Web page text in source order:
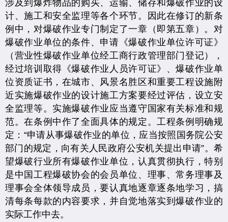
涉及到爆炸物品的购买、运输、储存和爆破作业的设
计、施工和安全监理等各个环节。因此在修订的新条
例中，对爆破作业专门制定了一章（即第五章）。对
爆破作业单位的条件、申请《爆破作业单位许可证》
（营业性爆破作业单位经工商行政管理部门登记），
经过培训取得《爆破作业人员许可证》、爆破作业单
位资质证书，在城市、风景名胜区和重要工程设施附
近实施爆破作业的设计施工方案要经过评估，设立安
全监理等。实施爆破作业应当遵守国家有关标准和规
范。在条例中作了全面具体的规定。工程条例明确规
定：“申请从事爆破作业的单位，应当按照国务院公安
部门的规定，向有关人民政府公安机关提出申请”。希
望爆破行业所有爆破作业单位，认真贯彻执行，特别
是中国工程爆破协会的会员单位、理事、常务理事及
理事会全体领导成员，要认真地逐章逐条地学习，搞
清每条每款的内容要求，并自觉地落实到爆破作业的
实际工作中去。